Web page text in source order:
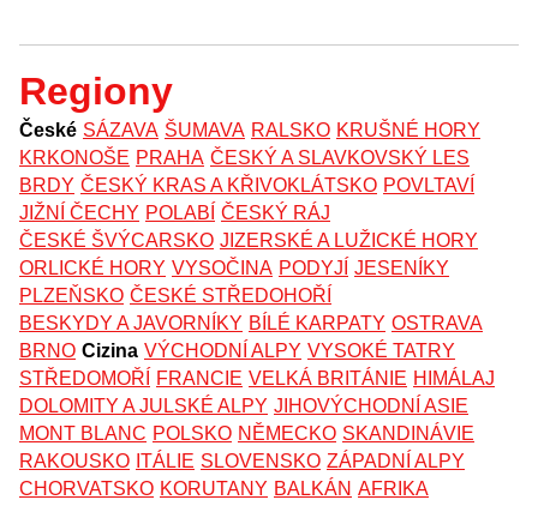
Regiony
České SÁZAVA ŠUMAVA RALSKO KRUŠNÉ HORY
KRKONOŠE PRAHA ČESKÝ A SLAVKOVSKÝ LES
BRDY ČESKÝ KRAS A KŘIVOKLÁTSKO POVLTAVÍ
JIŽNÍ ČECHY POLABÍ ČESKÝ RÁJ
ČESKÉ ŠVÝCARSKO JIZERSKÉ A LUŽICKÉ HORY
ORLICKÉ HORY VYSOČINA PODYJÍ JESENÍKY
PLZEŇSKO ČESKÉ STŘEDOHOŘÍ
BESKYDY A JAVORNÍKY BÍLÉ KARPATY OSTRAVA
BRNO Cizina VÝCHODNÍ ALPY VYSOKÉ TATRY
STŘEDOMOŘÍ
FRANCIE VELKÁ BRITÁNIE HIMÁLAJ
DOLOMITY A JULSKÉ ALPY JIHOVÝCHODNÍ ASIE
MONT BLANC POLSKO NĚMECKO SKANDINÁVIE
RAKOUSKO ITÁLIE SLOVENSKO ZÁPADNÍ ALPY
CHORVATSKO KORUTANY BALKÁN AFRIKA